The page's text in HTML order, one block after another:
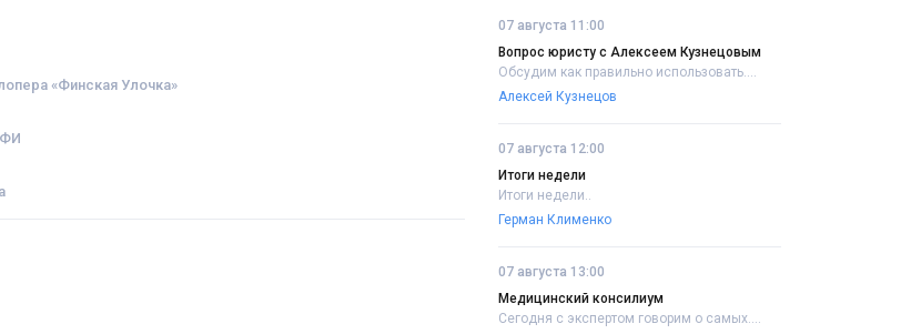
«Финская Улочка»
07 августа 11:00
Вопрос юристу с Алексеем Кузнецовым
Обсудим как правильно использовать....
Алексей Кузнецов
07 августа 12:00
Итоги недели
Итоги недели..
Герман Клименко
07 августа 13:00
Медицинский консилиум
Сегодня с экспертом говорим о самых....